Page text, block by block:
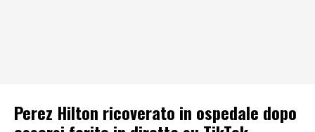
Perez Hilton ricoverato in ospedale dopo